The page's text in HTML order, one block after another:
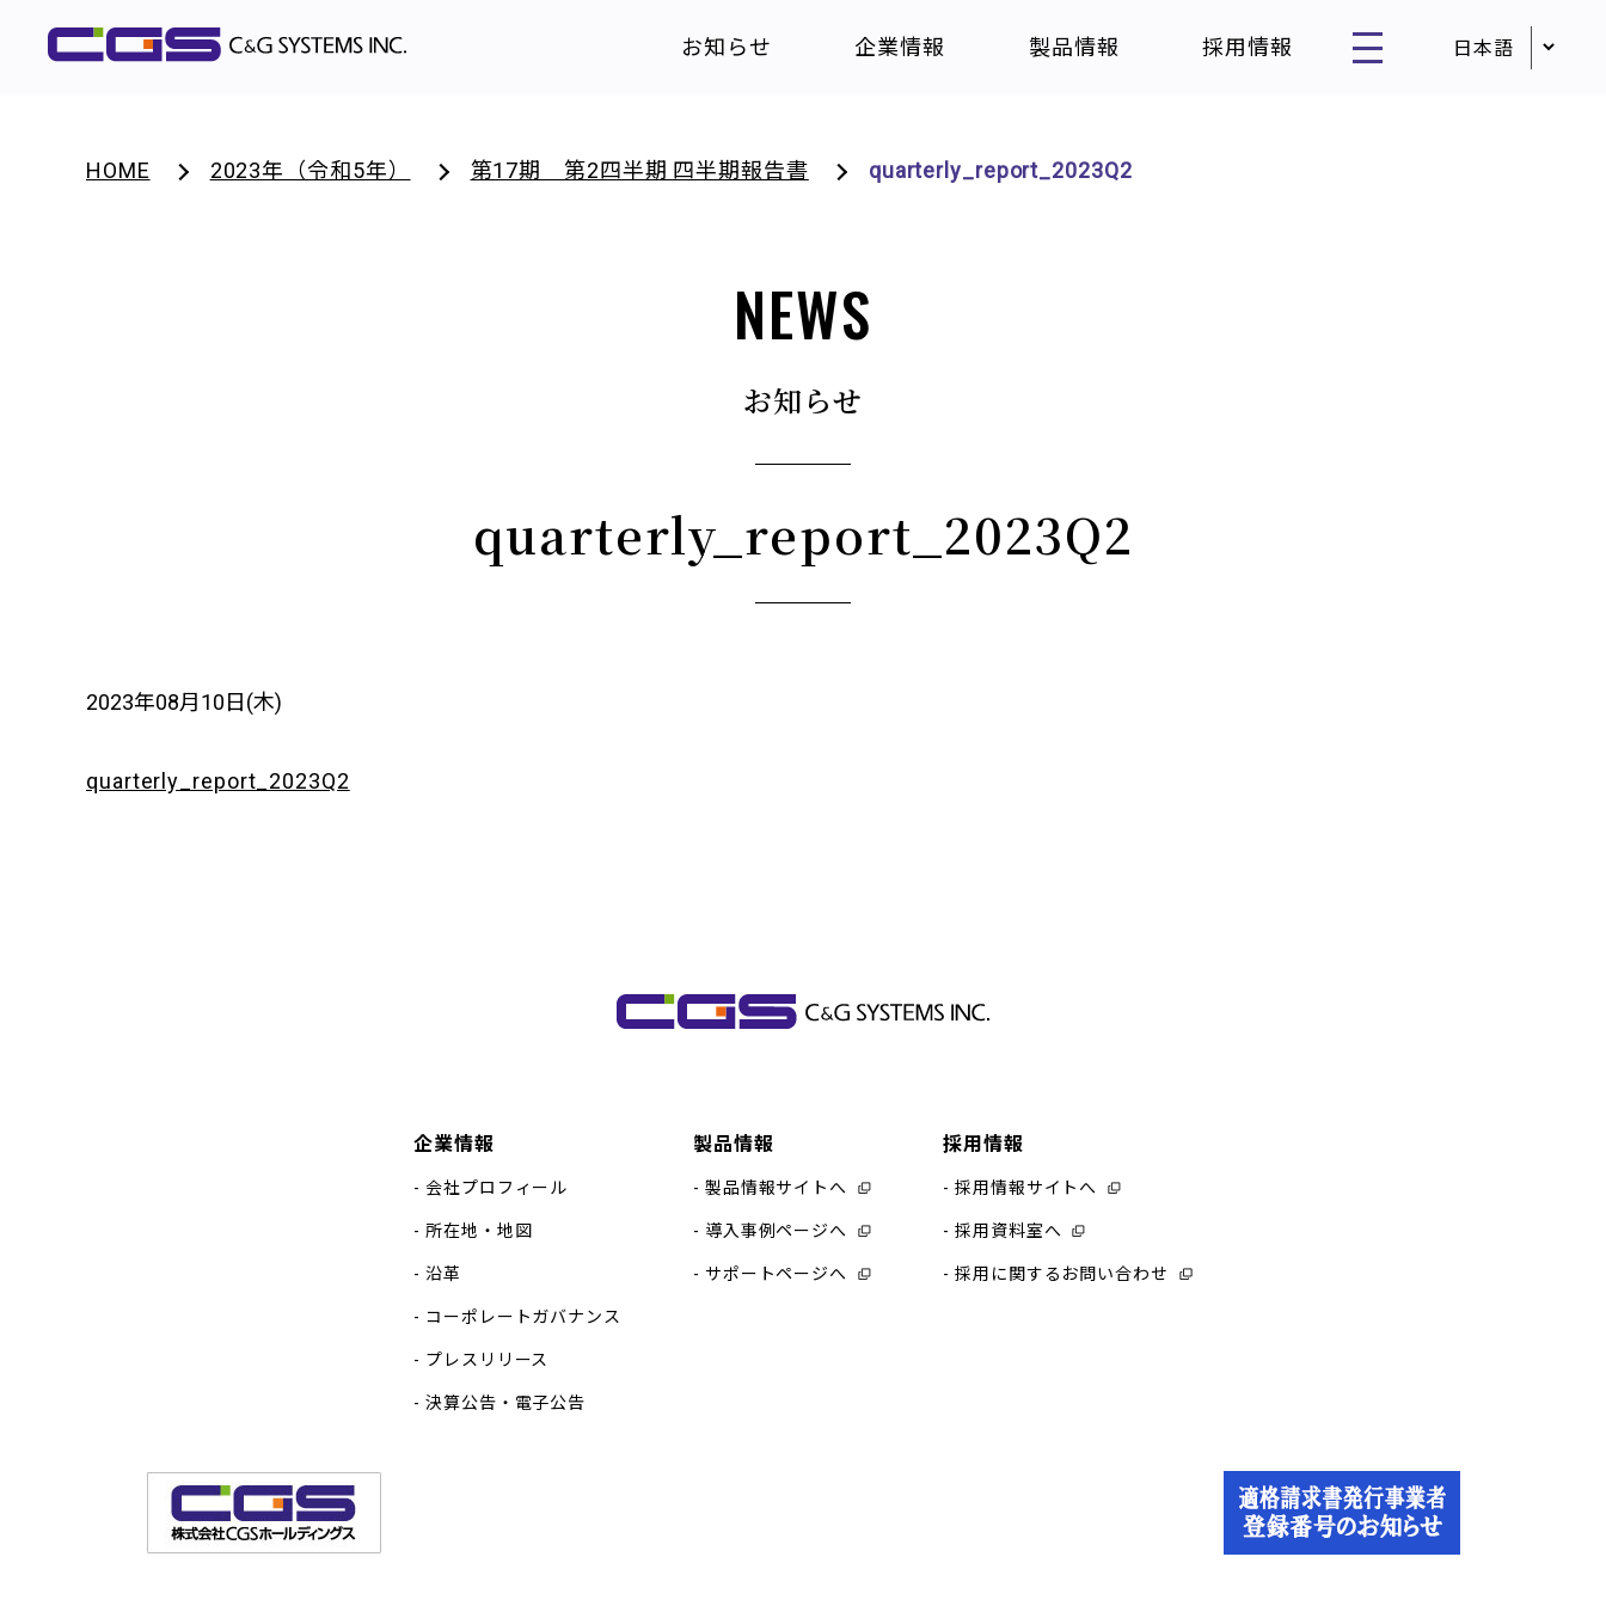
お知らせ 企業情報 製品情報 採用情報
HOME 2023年（令和5年） 第17期 第2四半期 四半期報告書 quarterly_report_2023Q2
NEWS
お知らせ
quarterly_report_2023Q2
2023年08月10日(木)
quarterly_report_2023Q2
企業情報
会社プロフィール
所在地・地図
沿革
コーポレートガバナンス
プレスリリース
決算公告・電子公告
製品情報
製品情報サイトへ
導入事例ページへ
サポートページへ
採用情報
採用情報サイトへ
採用資料室へ
採用に関するお問い合わせ